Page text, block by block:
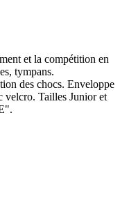
et la compétition en
tympans.
des chocs. Enveloppe
velcro. Tailles Junior et